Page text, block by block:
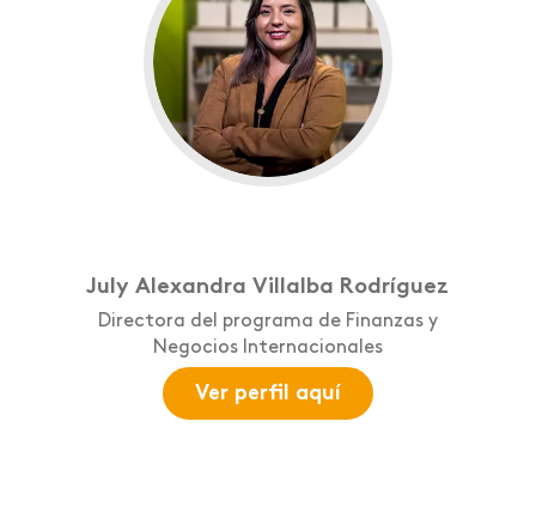
July Alexandra Villalba Rodríguez
Directora del programa de Finanzas y
Negocios Internacionales
Ver perfil aquí